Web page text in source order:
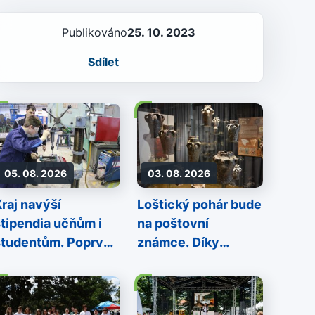
Publikováno25. 10. 2023
Sdílet
05. 08. 2026
navýší
učňům i
Poprvé
03. 08. 2026
Loštický pohár bude
na poštovní
známce. Díky